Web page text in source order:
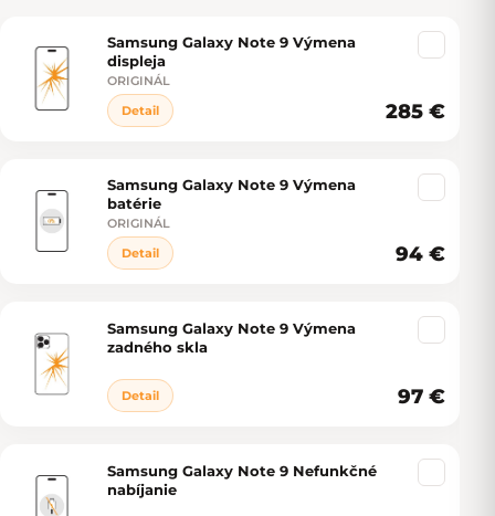
Výpis produktov
Samsung Galaxy Note 9 Výmena
displeja
ORIGINÁL
Detail
285 €
Samsung Galaxy Note 9 Výmena
batérie
ORIGINÁL
Detail
94 €
Samsung Galaxy Note 9 Výmena
zadného skla
Detail 97 €
Samsung Galaxy Note 9 Nefunkčné
nabíjanie